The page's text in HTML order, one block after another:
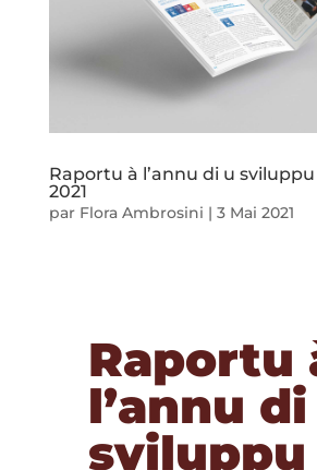
Raportu à l’annu di u
2021
par Flora Ambrosini | 3 Mai 2021
Raportu
l’annu
sviluppu